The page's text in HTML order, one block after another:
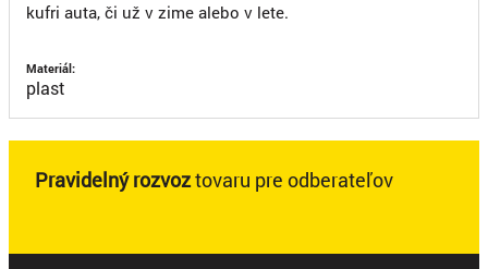
kufri auta, či už v zime alebo v lete.
Materiál:
plast
Pravidelný rozvoztovaru pre odberateľov